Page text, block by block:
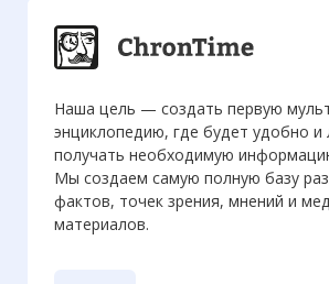
Наша цель — создать первую
энциклопедию, где будет удобно и
получать необходимую
Мы создаем самую полную базу
фактов, точек зрения, мнений и
материалов.